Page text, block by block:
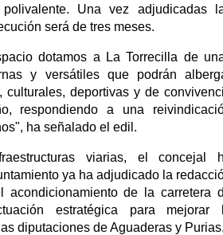
Una vez adjudicadas
será de tres meses.
dotamos a La Torrecilla de
y versátiles que podrán
culturales, deportivas y de
respondiendo a una
ha señalado el edil.
viarias, el concejal
ya ha adjudicado la
acondicionamiento de la carretera
estratégica para mejorar
diputaciones de Aguaderas y